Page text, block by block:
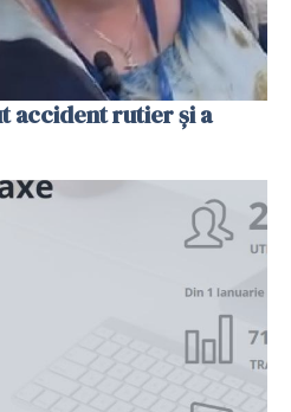
accident rutier și a